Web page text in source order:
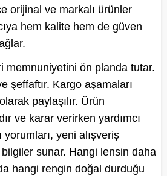
orijinal ve markalı ürünler
hem kalite hem de güven
memnuniyetini ön planda tutar.
şeffaftır. Kargo aşamaları
paylaşılır. Ürün
ve karar verirken yardımcı
yorumları, yeni alışveriş
sunar. Hangi lensin daha
hangi rengin doğal durduğu